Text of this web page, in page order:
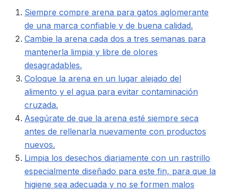
Siempre compre arena para gatos aglomerante
de una marca confiable y de buena calidad.
Cambie la arena cada dos a tres semanas para
mantenerla limpia y libre de olores
desagradables.
Coloque la arena en un lugar alejado del
alimento y el agua para evitar contaminación
cruzada.
Asegúrate de que la arena esté siempre seca
antes de rellenarla nuevamente con productos
nuevos.
Limpia los desechos diariamente con un rastrillo
especialmente diseñado para este fin, para que la
higiene sea adecuada y no se formen malos